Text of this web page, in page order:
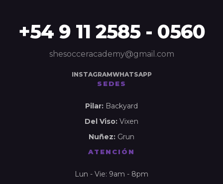
+54 9 11 2585 - 0560
shesocceracademy@gmail.com
INSTAGRAMWHATSAPP
SEDES
Pilar: Backyard
Del Viso: Vixen
Nuñez: Grun
ATENCIÓN
Lun - Vie: 9am - 8pm